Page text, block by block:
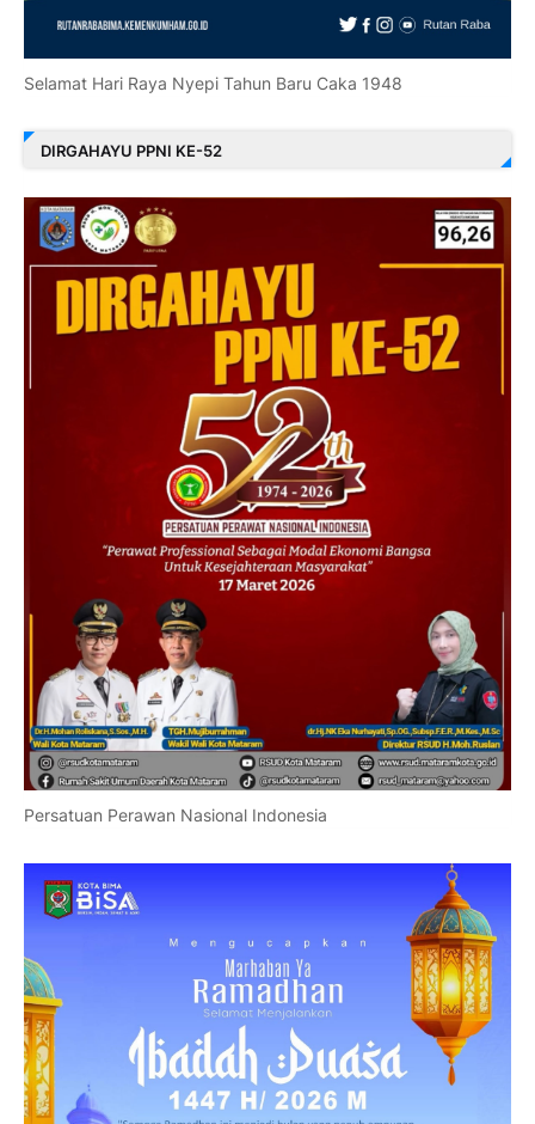
Selamat Hari Raya Nyepi Tahun Baru Caka 1948
DIRGAHAYU PPNI KE-52
Persatuan Perawan Nasional Indonesia